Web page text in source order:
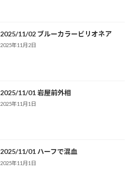
2025/11/02 ブルーカラービリオネア
2025年11月2日
2025/11/01 岩屋前外相
2025年11月1日
2025/11/01 ハーフで混血
2025年11月1日